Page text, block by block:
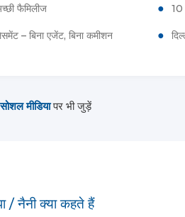
फैमिलीज ● 10
– बिना एजेंट, बिना कमीशन ●
सोशल मीडियापर भी जुड़ें
/ नैनी क्या कहते हैं